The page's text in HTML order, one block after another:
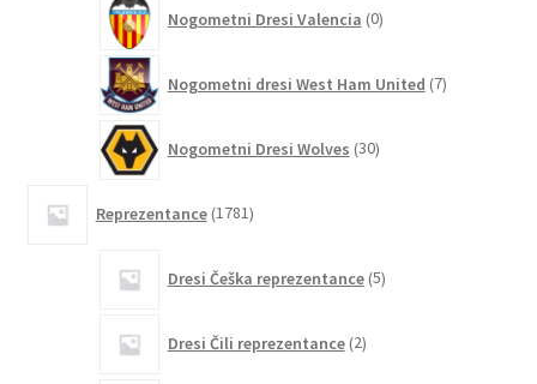
Nogometni Dresi Valencia 0izdelkov
Nogometni dresi West Ham United 7izdelkov
Nogometni Dresi Wolves 30izdelkov
Reprezentance 1781izdelkov
Dresi Češka reprezentance 5izdelkov
Dresi Čili reprezentance 2izdelka